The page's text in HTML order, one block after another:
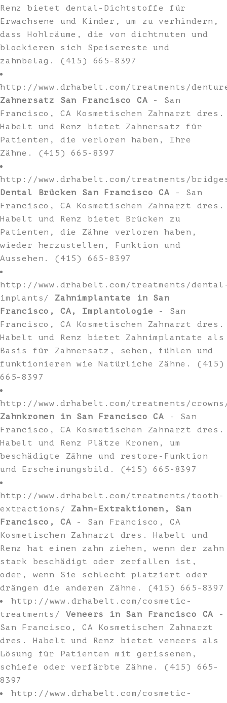
Renz bietet dental-Dichtstoffe für
Erwachsene und Kinder, um zu verhindern,
dass Hohlräume, die von dichtnuten und
blockieren sich Speisereste und
zahnbelag. (415) 665-8397
http://www.drhabelt.com/treatments/
Zahnersatz San Francisco CA - San
Francisco, CA Kosmetischen Zahnarzt dres.
Habelt und Renz bietet Zahnersatz für
Patienten, die verloren haben, Ihre
Zähne. (415) 665-8397
http://www.drhabelt.com/treatments/
Dental Brücken San Francisco CA - San
Francisco, CA Kosmetischen Zahnarzt dres.
Habelt und Renz bietet Brücken zu
Patienten, die Zähne verloren haben,
wieder herzustellen, Funktion und
Aussehen. (415) 665-8397
http://www.drhabelt.com/treatments/
implants/ Zahnimplantate in San
Francisco, CA, Implantologie - San
Francisco, CA Kosmetischen Zahnarzt dres.
Habelt und Renz bietet Zahnimplantate als
Basis für Zahnersatz, sehen, fühlen und
funktionieren wie Natürliche Zähne. (415)
665-8397
http://www.drhabelt.com/treatments/
Zahnkronen in San Francisco CA - San
Francisco, CA Kosmetischen Zahnarzt dres.
Habelt und Renz Plätze Kronen, um
beschädigte Zähne und restore-Funktion
und Erscheinungsbild. (415) 665-8397
http://www.drhabelt.com/treatments/tooth-
extractions/ Zahn-Extraktionen, San
Francisco, CA - San Francisco, CA
Kosmetischen Zahnarzt dres. Habelt und
Renz hat einen zahn ziehen, wenn der zahn
stark beschädigt oder zerfallen ist,
oder, wenn Sie schlecht platziert oder
drängen die anderen Zähne. (415) 665-8397
http://www.drhabelt.com/cosmetic-
treatments/ Veneers in San Francisco CA -
San Francisco, CA Kosmetischen Zahnarzt
dres. Habelt und Renz bietet veneers als
Lösung für Patienten mit gerissenen,
schiefe oder verfärbte Zähne. (415) 665-
8397
http://www.drhabelt.com/cosmetic-